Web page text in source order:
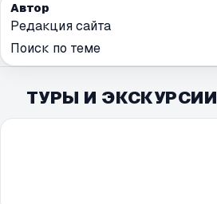
Автор
Редакция сайта
Поиск по теме
ТУРЫ И ЭКСКУРСИИ